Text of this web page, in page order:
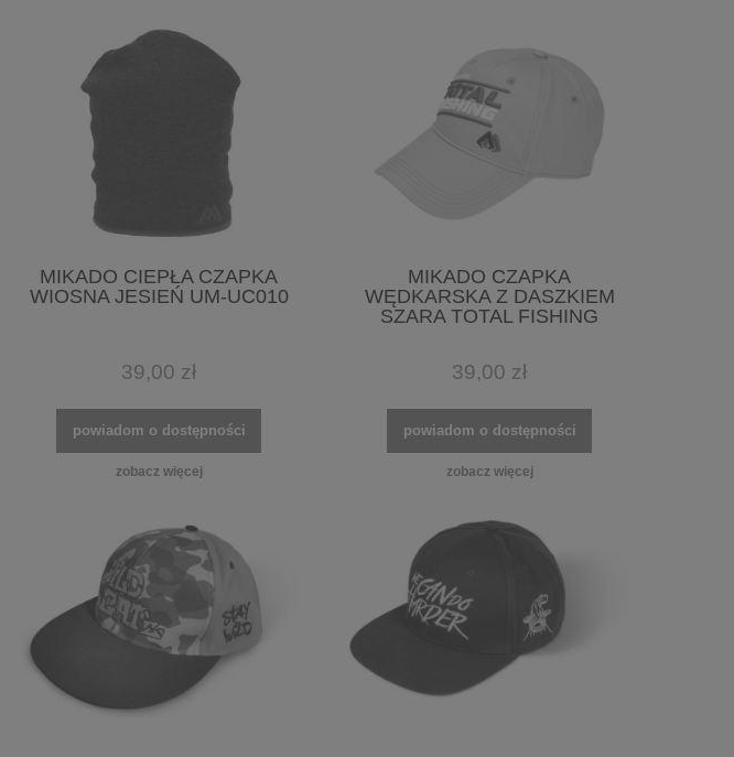
MIKADO CIEPŁA CZAPKA
WIOSNA JESIEŃ UM-UC010
39,00 zł
powiadom o dostępności
zobacz więcej
MIKADO CZAPKA
WĘDKARSKA Z DASZKIEM
SZARA TOTAL FISHING
39,00 zł
powiadom o dostępności
zobacz więcej